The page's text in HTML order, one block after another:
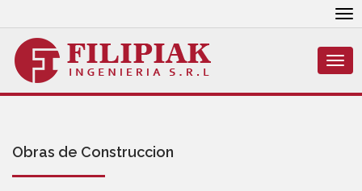
Obras de Construccion